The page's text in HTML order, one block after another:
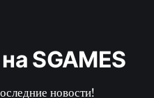
SGAMES
новости!